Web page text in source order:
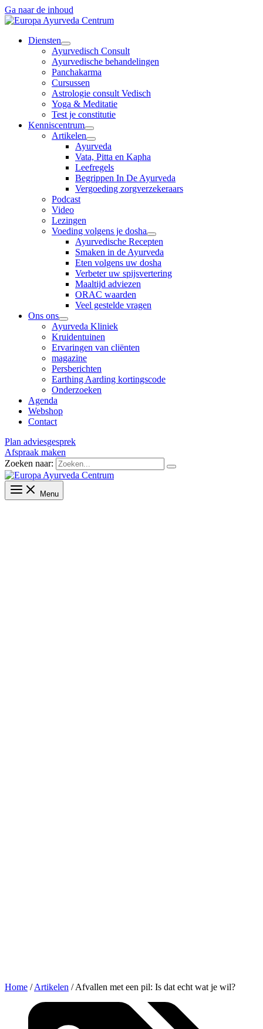
Ga naar de inhoud
Diensten
Ayurvedisch Consult
Ayurvedische behandelingen
Panchakarma
Cursussen
Astrologie consult Vedisch
Yoga & Meditatie
Test je constitutie
Kenniscentrum
Artikelen
Ayurveda
Vata, Pitta en Kapha
Leefregels
Begrippen In De Ayurveda
Vergoeding zorgverzekeraars
Podcast
Video
Lezingen
Voeding volgens je dosha
Ayurvedische Recepten
Smaken in de Ayurveda
Eten volgens uw dosha
Verbeter uw spijsvertering
Maaltijd adviezen
ORAC waarden
Veel gestelde vragen
Ons ons
Ayurveda Kliniek
Kruidentuinen
Ervaringen van cliënten
magazine
Persberichten
Earthing Aarding kortingscode
Onderzoeken
Agenda
Webshop
Contact
Plan adviesgesprek
Afspraak maken
Zoeken naar:
Menu
Home /Artikelen /Afvallen met een pil: Is dat echt wat je wil?